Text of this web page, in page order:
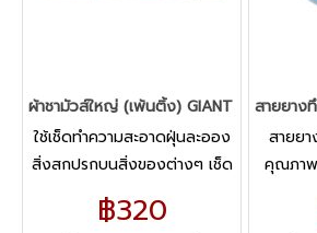
ผ้าชามัวส์ใหญ่ (เพ้นติ้ง) GIANT KINGKONG
ใช้เช็ดทำความสะอาดฝุ่นละออง
สิ่งสกปรกบนสิ่งของต่างๆ เช็ด
ทำความสะอาดได้ง่าย ไม่ทิ้ง
คราบ อ่อนโยนต่อพื้นผิววัสดุที่
฿320
สายยาง
สายย
คุณภาพ
ขนาด